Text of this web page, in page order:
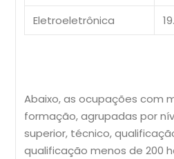
Eletroeletrônica
Abaixo, as ocupações com
formação, agrupadas por
superior, técnico,
qualificação menos de 200